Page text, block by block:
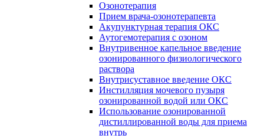
Озонотерапия
Прием врача-озонотерапевта
Акупунктурная терапия ОКС
Аутогемотерапия с озоном
Внутривенное капельное введение
озонированного физиологического
раствора
Внутрисуставное введение ОКС
Инстилляция мочевого пузыря
озонированной водой или ОКС
Использование озонированной
дистиллированной воды для приема
внутрь